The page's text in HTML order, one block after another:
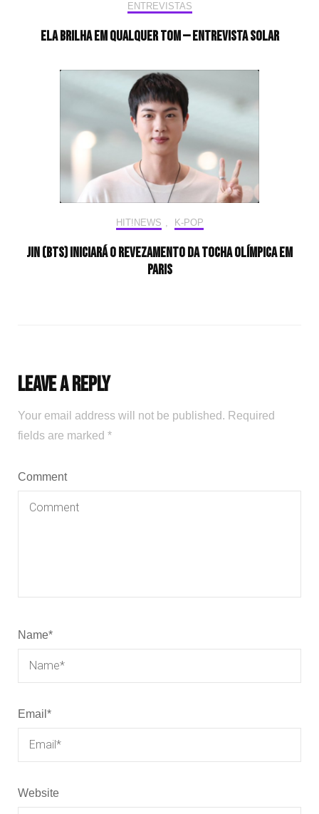
ENTREVISTAS
Ela brilha em qualquer tom — Entrevista Solar
HIT!NEWS , K-POP
Jin (BTS) iniciará o revezamento da tocha olímpica em
Paris
Leave a Reply
Your email address will not be published. Required
fields are marked *
Comment
Name*
Email *
Website